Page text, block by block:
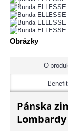
Obrázky
O
Pánska